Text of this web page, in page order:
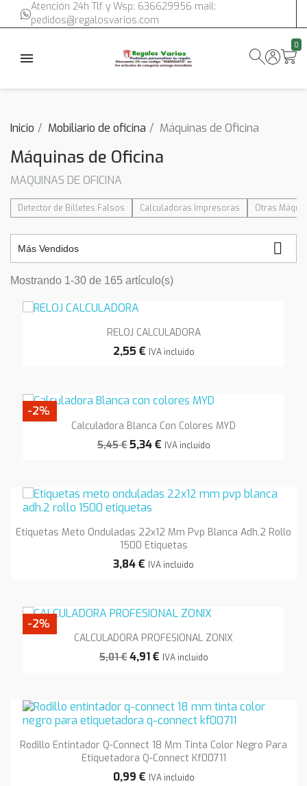
Atención 24h Tlf y Wsp: 636629956 mail:
pedidos@regalosvarios.com
0
Inicio Mobiliario de oficina Máquinas de Oficina
Máquinas de Oficina
MAQUINAS DE OFICINA
Detector de Billetes Falsos Calculadoras Impresoras Otras
Más Vendidos 
Mostrando 1-30 de 165 artículo(s)
RELOJ CALCULADORA
2,55 € IVA incluido
Calculadora Blanca Con Colores MYD
5,45 €5,34 € IVA incluido
-2%
Etiquetas Meto Onduladas 22x12 Mm Pvp Blanca Adh.2 Rollo
1500 Etiquetas
3,84 € IVA incluido
CALCULADORA PROFESIONAL ZONIX
5,01 €4,91 € IVA incluido
-2%
Rodillo Entintador Q-Connect 18 Mm Tinta Color Negro Para
Etiquetadora Q-Connect Kf00711
0,99 € IVA incluido